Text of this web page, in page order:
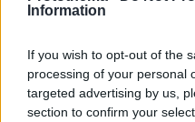
Information
If you wish to opt-out of the
processing of your personal
targeted advertising by us,
section to confirm your